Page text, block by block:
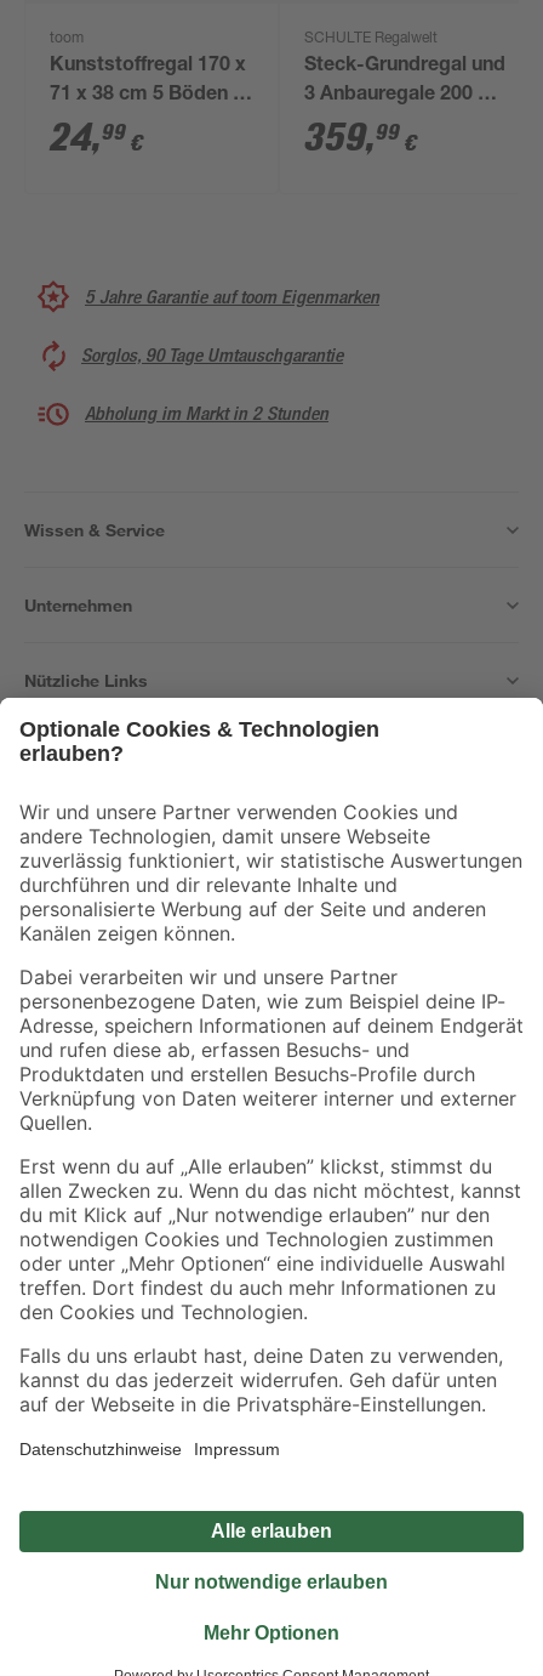
toom
Kunststoffregal 170 x
71 x 38 cm 5 Böden à
30 kg
24,99 €
SCHULTE Regalwelt
Steck-Grundregal und
3 Anbauregale 200 x
400 x 50 cm, 20
Böden, verzinkt,
359,99 €
5 Jahre Garantie auf toom Eigenmarken
Sorglos, 90 Tage Umtauschgarantie
Abholung im Markt in 2 Stunden
Wissen & Service
Unternehmen
Nützliche Links
Der toom Newsletter: Keine Angebote und Aktionen mehr verpassen!
Zur Newsletter Anmeldung
Folge uns
Zahlungsarten Versandarten
Sicher einkaufen
Jetzt die toom-App herunterladen
Alle Preisangaben in EUR inkl. gesetzl. MwSt.. Die dargestellten Angebote sind unter
Umständen nicht in allen Märkten verfügbar. Die angegebenen Verfügbarkeiten beziehen
Produkte nur solange der Vorrat reicht.
*Paketversand ab 59 € versandkostenfrei, gilt nicht für Artikel mit Speditionsversand, hier
Privatsphäre Impressum
Nutzungsbedingungen
Widerrufsrecht
Vertrag widerrufen
© 2026 toom Baumarkt GmbH